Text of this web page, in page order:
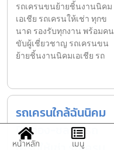
รถเครนขนย้ายชิ้นงานนิคม
เอเชีย รถเครนให้เช่า ทุกข
นาด รองรับทุกงาน พร้อมคน
ขับผู้เชี่ยวชาญ รถเครนขน
ย้ายชิ้นงานนิคมเอเชีย รถ
รถเครนใกล้ฉันนิคม
ปิ่นทอง-ชลบุรี รถ
หน้าหลัก เมนู